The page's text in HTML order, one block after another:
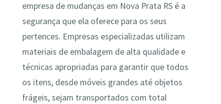
empresa de mudanças em Nova Prata RS é a
segurança que ela oferece para os seus
pertences. Empresas especializadas utilizam
materiais de embalagem de alta qualidade e
técnicas apropriadas para garantir que todos
os itens, desde móveis grandes até objetos
frágeis, sejam transportados com total